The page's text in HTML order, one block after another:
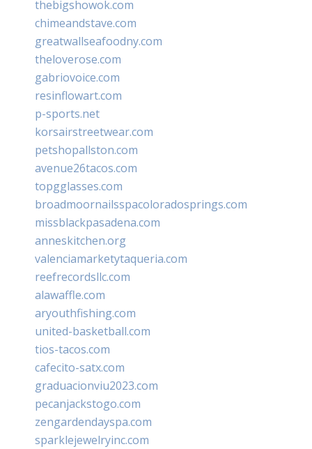
thebigshowok.com
chimeandstave.com
greatwallseafoodny.com
theloverose.com
gabriovoice.com
resinflowart.com
p-sports.net
korsairstreetwear.com
petshopallston.com
avenue26tacos.com
topgglasses.com
broadmoornailsspacoloradosprings.com
missblackpasadena.com
anneskitchen.org
valenciamarketytaqueria.com
reefrecordsllc.com
alawaffle.com
aryouthfishing.com
united-basketball.com
tios-tacos.com
cafecito-satx.com
graduacionviu2023.com
pecanjackstogo.com
zengardendayspa.com
sparklejewelryinc.com